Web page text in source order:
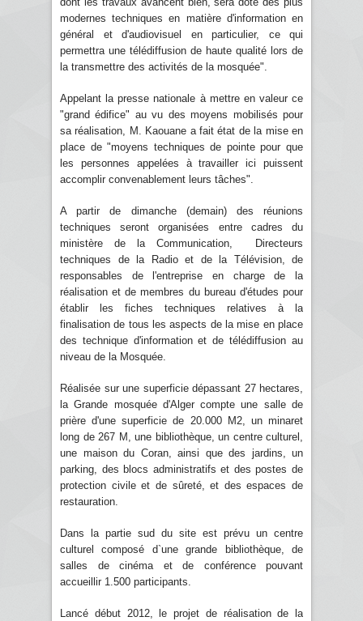
modernes techniques en matière d'information en
général et d'audiovisuel en particulier, ce qui
permettra une télédiffusion de haute qualité lors de
la transmettre des activités de la mosquée".
Appelant la presse nationale à mettre en valeur ce
"grand édifice" au vu des moyens mobilisés pour
sa réalisation, M. Kaouane a fait état de la mise en
place de "moyens techniques de pointe pour que
les personnes appelées à travailler ici puissent
accomplir convenablement leurs tâches".
A partir de dimanche (demain) des réunions
techniques seront organisées entre cadres du
ministère de la Communication, Directeurs
techniques de la Radio et de la Télévision, de
responsables de l'entreprise en charge de la
réalisation et de membres du bureau d'études pour
établir les fiches techniques relatives à la
finalisation de tous les aspects de la mise en place
des technique d'information et de télédiffusion au
niveau de la Mosquée.
Réalisée sur une superficie dépassant 27 hectares,
la Grande mosquée d'Alger compte une salle de
prière d'une superficie de 20.000 M2, un minaret
long de 267 M, une bibliothèque, un centre culturel,
une maison du Coran, ainsi que des jardins, un
parking, des blocs administratifs et des postes de
protection civile et de sûreté, et des espaces de
restauration.
Dans la partie sud du site est prévu un centre
culturel composé d`une grande bibliothèque, de
salles de cinéma et de conférence pouvant
accueillir 1.500 participants.
Lancé début 2012, le projet de réalisation de la